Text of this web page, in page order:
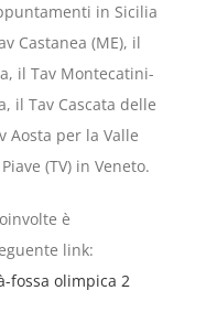
in Sicilia
Castanea (ME), il
il Tav Montecatini-
il Tav Cascata delle
Aosta per la Valle
(TV) in Veneto.
è
link:
fossa olimpica 2